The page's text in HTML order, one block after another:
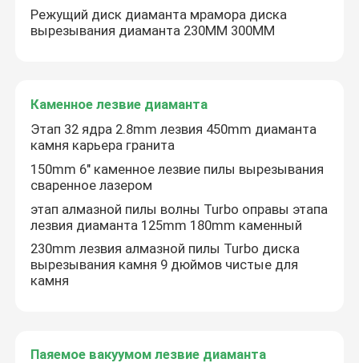
Режущий диск диаманта мрамора диска
вырезывания диаманта 230MM 300MM
Каменное лезвие диаманта
Этап 32 ядра 2.8mm лезвия 450mm диаманта
камня карьера гранита
150mm 6" каменное лезвие пилы вырезывания
сваренное лазером
этап алмазной пилы волны Turbo оправы этапа
лезвия диаманта 125mm 180mm каменный
230mm лезвия алмазной пилы Turbo диска
вырезывания камня 9 дюймов чистые для
камня
Паяемое вакуумом лезвие диаманта